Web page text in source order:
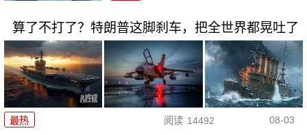
算了不打了？特朗普这脚刹车，把全世界都晃吐了
最热 阅读 14492 08-03